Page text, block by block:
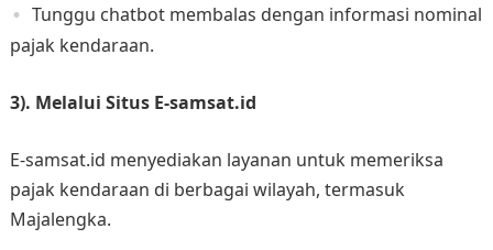
Tunggu chatbot membalas dengan informasi nominal
pajak kendaraan. ​
3). Melalui Situs E-samsat.id
E-samsat.id menyediakan layanan untuk memeriksa
pajak kendaraan di berbagai wilayah, termasuk
Majalengka.